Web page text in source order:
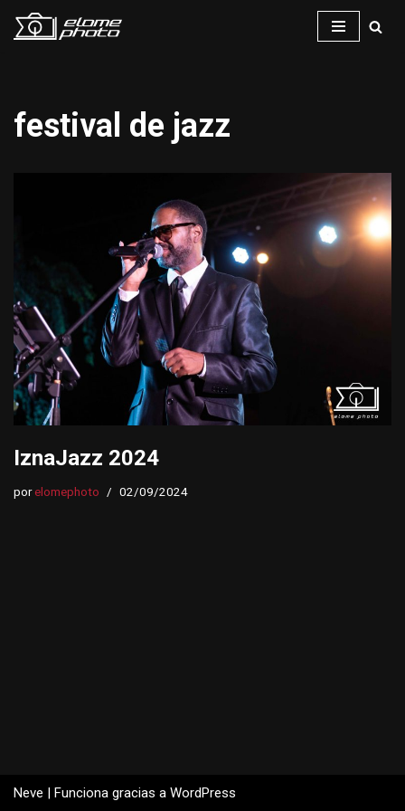
festival de jazz
IznaJazz 2024
porelomephoto 02/09/2024
Neve | Funciona gracias a WordPress